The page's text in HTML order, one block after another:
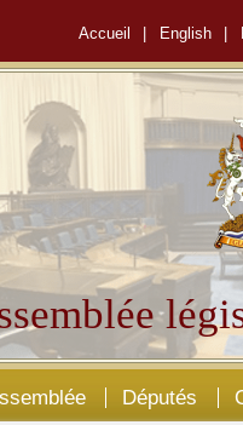
Accueil English
Députés